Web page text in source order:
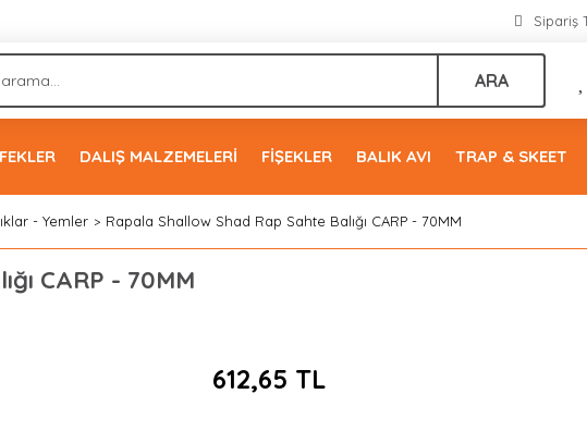
Sipariş
ARA
DALIŞ MALZEMELERİ FİŞEKLER BALIK AVI TRAP & SKEET
- Yemler Rapala Shallow Shad Rap Sahte Balığı CARP - 70MM
CARP - 70MM
612,65 TL